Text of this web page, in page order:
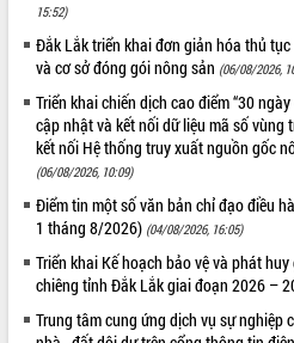
Khám bệnh, cấp phát thuốc miễn phí
và tặng quà người dân xã Cư Pui
Hội nghị UBND tỉnh Đắk Lắk thường kỳ
tháng 7/2026
Lễ truy tặng danh hiệu “Bà Mẹ Việt
Nam Anh hùng” và trao Huân chương
Lao động
UBND tỉnh Đắk Lắk triển khai nhiệm
vụ 6 tháng cuối năm 2026
Kỳ họp thứ Hai, Hội đồng nhân dân
tỉnh khóa XI quyết nghị nhiều nội dung
quan trọng
ALBUM ẢNH
15:52)
Đắk Lắk triển khai đơn giản hóa thủ
và cơ sở đóng gói nông sản (06/08/2026,
Triển khai chiến dịch cao điểm “30
cập nhật và kết nối dữ liệu mã số vùng
kết nối Hệ thống truy xuất nguồn gốc
(06/08/2026, 10:09)
Điểm tin một số văn bản chỉ đạo điều
1 tháng 8/2026) (04/08/2026, 16:05)
Triển khai Kế hoạch bảo vệ và phát
chiêng tỉnh Đắk Lắk giai đoạn 2026 –
Trung tâm cung ứng dịch vụ sự nghiệp